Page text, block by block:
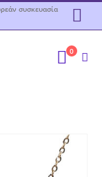
συσκευασία
0